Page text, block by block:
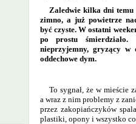
Zaledwie kilka dni temu
zimno, a już powietrze
być czyste. W ostatni
po prostu
nieprzyjemny, gryzący
oddechowe dym.
To sygnał, że w mieście
a wraz z nim problemy z
przez zakopiańczyków
plastiki, opony i wszystko co